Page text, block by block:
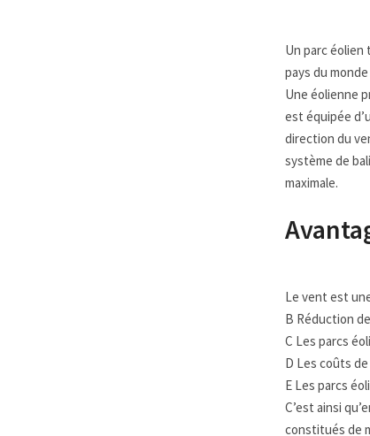
Un parc
pays du
Une éolienne
est équipée
direction du
système de
maximale.
Le vent est
B Réduction
C Les parcs
D Les coûts
E Les parcs
C’est ainsi
constitués de